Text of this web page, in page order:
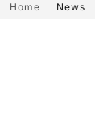
Home News